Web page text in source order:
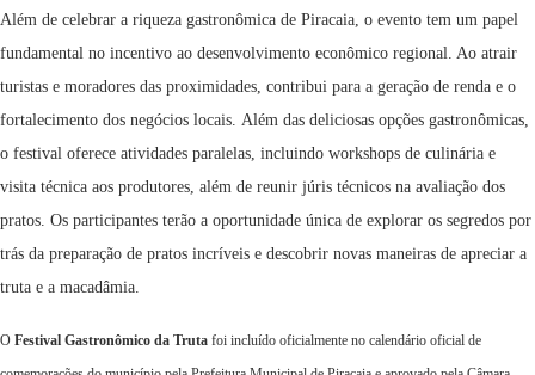
Além de celebrar a riqueza gastronômica de Piracaia, o evento tem um papel
fundamental no incentivo ao desenvolvimento econômico regional. Ao atrair
turistas e moradores das proximidades, contribui para a geração de renda e o
fortalecimento dos negócios locais. Além das deliciosas opções gastronômicas,
o festival oferece atividades paralelas, incluindo workshops de culinária e
visita técnica aos produtores, além de reunir júris técnicos na avaliação dos
pratos. Os participantes terão a oportunidade única de explorar os segredos por
trás da preparação de pratos incríveis e descobrir novas maneiras de apreciar a
truta e a macadâmia.
O Festival Gastronômico da Truta foi incluído oficialmente no calendário oficial de